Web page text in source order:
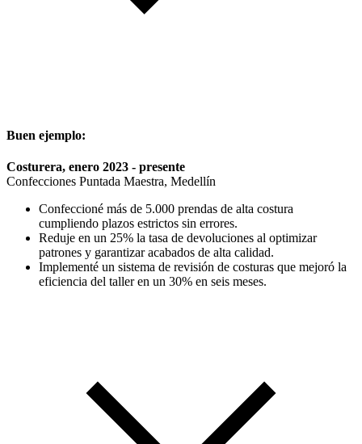
Buen ejemplo:
Costurera, enero 2023 - presente
Confecciones Puntada Maestra, Medellín
Confeccioné más de 5.000 prendas de alta costura
cumpliendo plazos estrictos sin errores.
Reduje en un 25% la tasa de devoluciones al optimizar
patrones y garantizar acabados de alta calidad.
Implementé un sistema de revisión de costuras que mejoró la
eficiencia del taller en un 30% en seis meses.